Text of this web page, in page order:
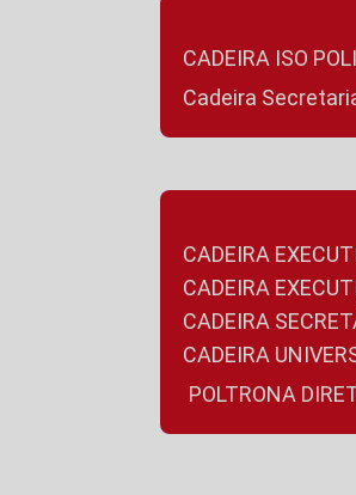
CADEIRA ISO
Cadeira
CADEIRA
CADEIRA
CADEIRA
CADEIRA
POLTRONA